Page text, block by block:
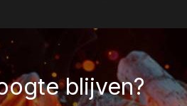
blijven?